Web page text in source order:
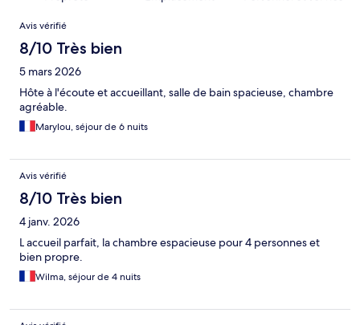
Avis
Avis vérifié
8/10 Très bien
5 mars 2026
Hôte à l'écoute et accueillant, salle de bain spacieuse, chambre
agréable.
Marylou, séjour de 6 nuits
Avis vérifié
8/10 Très bien
4 janv. 2026
L accueil parfait, la chambre espacieuse pour 4 personnes et
bien propre.
Wilma, séjour de 4 nuits